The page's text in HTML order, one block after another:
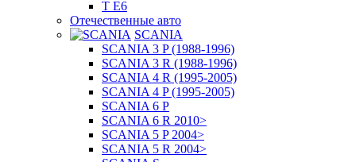
T E6
Отечественные авто
SCANIA
SCANIA 3 P (1988-1996)
SCANIA 3 R (1988-1996)
SCANIA 4 R (1995-2005)
SCANIA 4 P (1995-2005)
SCANIA 6 P
SCANIA 6 R 2010>
SCANIA 5 P 2004>
SCANIA 5 R 2004>